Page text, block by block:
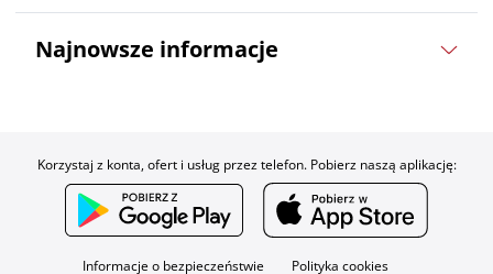
Najnowsze informacje
Informacje o bezpieczeństwie Polityka cookies
Korzystaj z konta, ofert i usług przez telefon. Pobierz naszą aplikację: